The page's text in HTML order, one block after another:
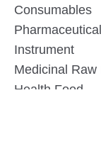
Consumables
Instrument
Medicinal
Health Food
HIN